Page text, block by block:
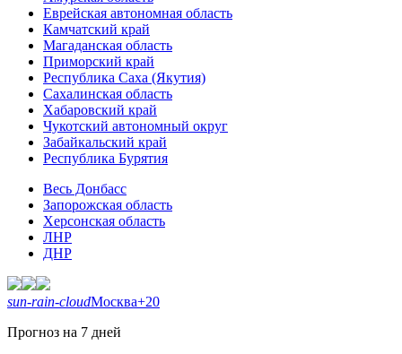
Еврейская автономная область
Камчатский край
Магаданская область
Приморский край
Республика Саха (Якутия)
Сахалинская область
Хабаровский край
Чукотский автономный округ
Забайкальский край
Республика Бурятия
Весь Донбасс
Запорожская область
Херсонская область
ЛНР
ДНР
sun-rain-cloudМосква+20
Прогноз на 7 дней